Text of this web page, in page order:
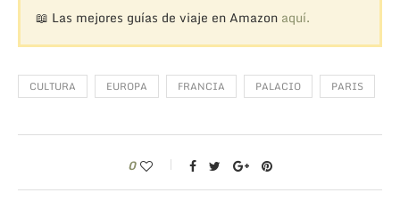
📖 Las mejores guías de viaje en Amazon aquí.
CULTURA EUROPA FRANCIA PALACIO PARIS
0